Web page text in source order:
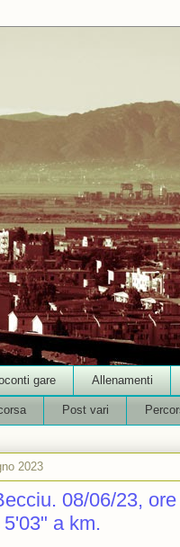
gare Allenamenti
Post vari
2023
08/06/23,
a km.